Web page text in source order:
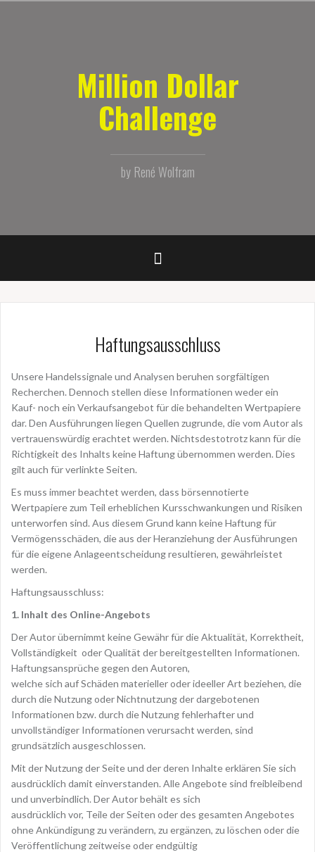
Million Dollar
Challenge
by René Wolfram
Haftungsausschluss
Unsere Handelssignale und Analysen beruhen sorgfältigen
Recherchen. Dennoch stellen diese Informationen weder ein
Kauf- noch ein Verkaufsangebot für die behandelten Wertpapiere
dar. Den Ausführungen liegen Quellen zugrunde, die vom Autor als
vertrauenswürdig erachtet werden. Nichtsdestotrotz kann für die
Richtigkeit des Inhalts keine Haftung übernommen werden. Dies
gilt auch für verlinkte Seiten.
Es muss immer beachtet werden, dass börsennotierte
Wertpapiere zum Teil erheblichen Kursschwankungen und Risiken
unterworfen sind. Aus diesem Grund kann keine Haftung für
Vermögensschäden, die aus der Heranziehung der Ausführungen
für die eigene Anlageentscheidung resultieren, gewährleistet
werden.
Haftungsausschluss:
1. Inhalt des Online-Angebots
Der Autor übernimmt keine Gewähr für die Aktualität, Korrektheit,
Vollständigkeit oder Qualität der bereitgestellten Informationen.
Haftungsansprüche gegen den Autoren,
welche sich auf Schäden materieller oder ideeller Art beziehen, die
durch die Nutzung oder Nichtnutzung der dargebotenen
Informationen bzw. durch die Nutzung fehlerhafter und
unvollständiger Informationen verursacht werden, sind
grundsätzlich ausgeschlossen.
Mit der Nutzung der Seite und der deren Inhalte erklären Sie sich
ausdrücklich damit einverstanden. Alle Angebote sind freibleibend
und unverbindlich. Der Autor behält es sich
ausdrücklich vor, Teile der Seiten oder des gesamten Angebotes
ohne Ankündigung zu verändern, zu ergänzen, zu löschen oder die
Veröffentlichung zeitweise oder endgültig